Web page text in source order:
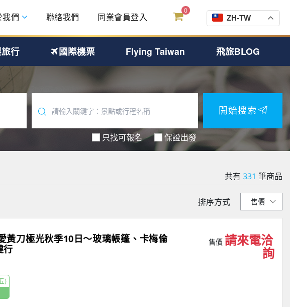
我們 聯絡我們 同業會員登入
行 國際機票 Flying Taiwan 飛旅BLOG
0
ZH-TW
只找可報名 保證出發
開始搜索
共有 331 筆商品
排序方式
黃刀極光秋季10日～玻璃帳篷、卡梅倫
行
售價 請來電洽
詢
)